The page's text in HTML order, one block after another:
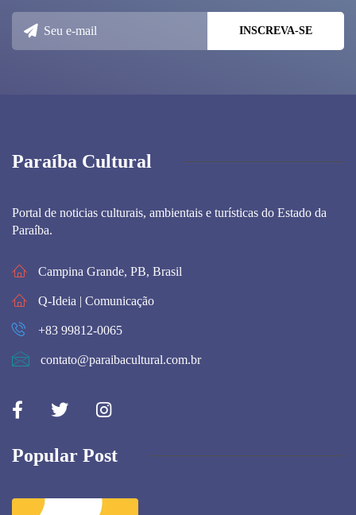
Paraíba Cultural
Portal de noticias culturais, ambientais e turísticas do Estado da
Paraíba.
Campina Grande, PB, Brasil
Q-Ideia | Comunicação
+83 99812-0065
contato@paraibacultural.com.br
Popular Post